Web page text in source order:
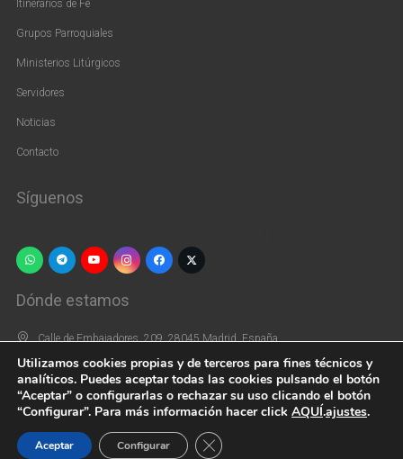
Itinerarios de Fe
Grupos Parroquiales
Ministerios Litúrgicos
Servidores
Noticias
Contacto
Síguenos
Dónde estamos
Calle de Embajadores, 209, 28045 Madrid, España
+34 915 39 66 44
parroquiasaninocentes@gmail.com
2022 – Parroquia Santos Inocentes
Utilizamos cookies propias y de terceros para fines técnicos y
analíticos. Puedes aceptar todas las cookies pulsando el botón
“Aceptar” o configurarlas o rechazar su uso clicando el botón
“Configurar”. Para más información hacer click AQUÍ.ajustes.
Aceptar Configurar Cerrar el banner de cookies RGPD